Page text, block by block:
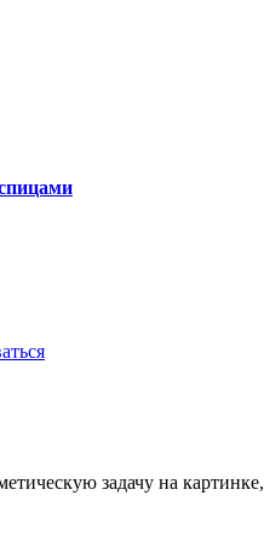
задачу на картинке,